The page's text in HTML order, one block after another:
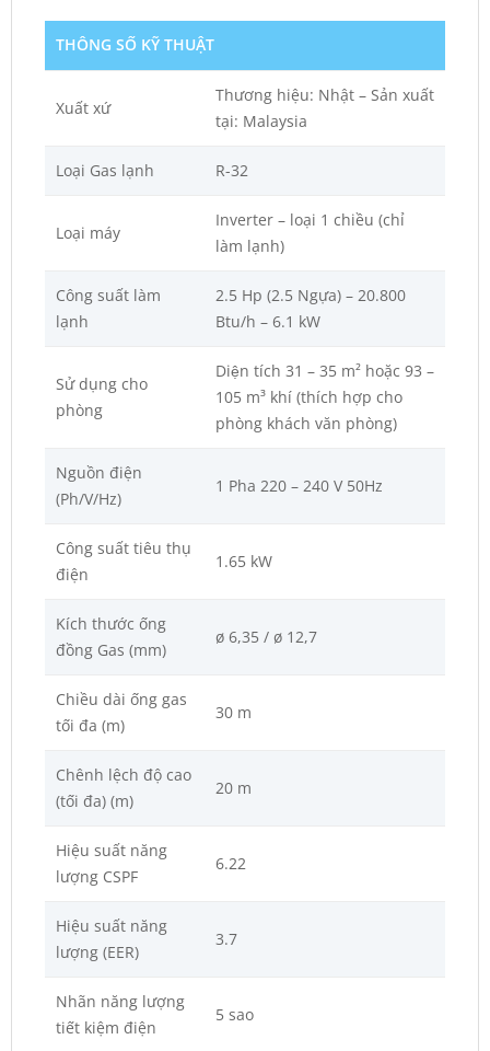
THÔNG SỐ KỸ THUẬT
Xuất xứ
Thương hiệu: Nhật – Sản xuất
tại: Malaysia
Loại Gas lạnh R-32
Loại máy
Inverter – loại 1 chiều (chỉ
làm lạnh)
Công suất làm
lạnh
2.5 Hp (2.5 Ngựa) – 20.800
Btu/h – 6.1 kW
Sử dụng cho
phòng
Diện tích 31 – 35 m² hoặc 93 –
105 m³ khí (thích hợp cho
phòng khách văn phòng)
Nguồn điện
(Ph/V/Hz)
1 Pha 220 – 240 V 50Hz
Công suất tiêu thụ
điện
1.65 kW
Kích thước ống
đồng Gas (mm)
ø 6,35 / ø 12,7
Chiều dài ống gas
tối đa (m)
30 m
Chênh lệch độ cao
(tối đa) (m)
20 m
Hiệu suất năng
lượng CSPF
6.22
Hiệu suất năng
lượng (EER)
3.7
Nhãn năng lượng
tiết kiệm điện
5 sao